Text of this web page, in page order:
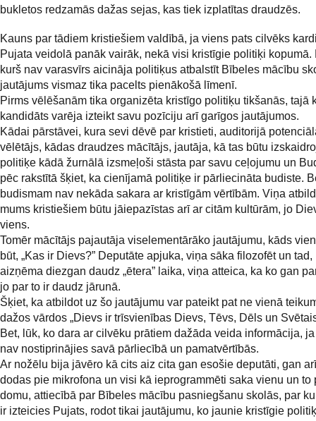
bukletos redzamās dažas sejas, kas tiek izplatītas draudzēs.
Kauns par tādiem kristiešiem valdībā, ja viens pats cilvēks
Pujata veidolā panāk vairāk, nekā visi kristīgie politiķi kopumā.
kurš nav varasvīrs aicināja politiķus atbalstīt Bībeles mācību
jautājums vismaz tika pacelts pienākošā līmenī.
Pirms vēlēšanām tika organizēta kristīgo politiķu tikšanās, tajā
kandidāts varēja izteikt savu pozīciju arī garīgos jautājumos.
Kādai pārstāvei, kura sevi dēvē par kristieti, auditorijā
vēlētājs, kādas draudzes mācītājs, jautāja, kā tas būtu
politiķe kādā žurnālā izsmeļoši stāsta par savu ceļojumu un
pēc rakstītā šķiet, ka cienījamā politiķe ir pārliecināta budiste.
budismam nav nekāda sakara ar kristīgām vērtībām. Viņa
mums kristiešiem būtu jāiepazīstas arī ar citām kultūrām, jo
viens.
Tomēr mācītājs pajautāja viselementārāko jautājumu, kāds
būt, „Kas ir Dievs?” Deputāte apjuka, viņa sāka filozofēt un
aizņēma diezgan daudz „ētera” laika, viņa atteica, ka ko gan
jo par to ir daudz jārunā.
Šķiet, ka atbildot uz šo jautājumu var pateikt pat ne vienā
dažos vārdos „Dievs ir trīsvienības Dievs, Tēvs, Dēls un
Bet, lūk, ko dara ar cilvēku prātiem dažāda veida informācija,
nav nostiprinājies savā pārliecībā un pamatvērtībās.
Ar nožēlu bija jāvēro kā cits aiz cita gan esošie deputāti, gan
dodas pie mikrofona un visi kā ieprogrammēti saka vienu un to
domu, attiecībā par Bībeles mācību pasniegšanu skolās, par
ir izteicies Pujats, rodot tikai jautājumu, ko jaunie kristīgie